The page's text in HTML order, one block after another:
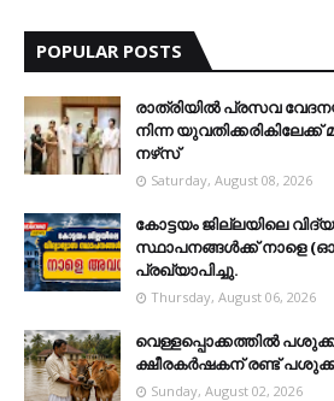
POPULAR POSTS
രാത്രിയില്‍ പ്രസവ
നിന്ന
നഴ്‌സ്
Saturday, August 08, 2026
കോട്ടയം ജില്ലയിലെ
സ്ഥാപനങ്ങള്‍ക്ക് നാളെ
പ്രഖ്യാപിച്ചു.
Thursday, August 06, 2026
വെള്ളപ്പൊക്കത്തില്‍
ക്ഷീരകര്‍ഷകന് രണ്ട്
Sunday, August 02, 2026